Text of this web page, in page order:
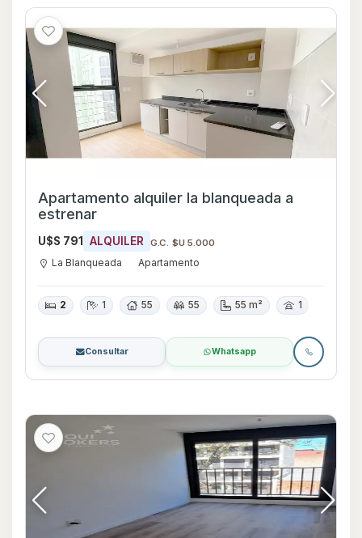
Apartamento alquiler la blanqueada a
estrenar
U$S 791 ALQUILER G.C. $U 5.000
La Blanqueada Apartamento
2 1 55 55 55 m² 1
Consultar Whatsapp